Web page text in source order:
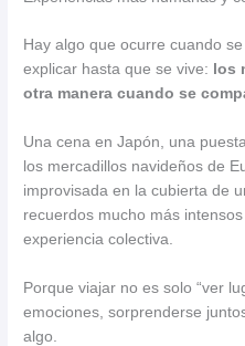
Hay algo que ocurre cuando
explicar hasta que se vive: los
otra manera cuando se
Una cena en Japón, una
los mercadillos navideños de
improvisada en la cubierta de
recuerdos mucho más
experiencia colectiva.
Porque viajar no es solo “ver
emociones, sorprenderse
algo.